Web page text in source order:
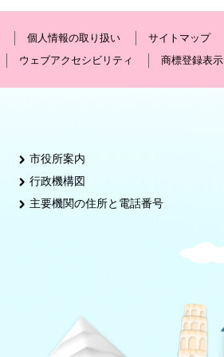
個人情報の取り扱い サイトマップ
ウェブアクセシビリティ 商標登録表示
市役所案内
行政機構図
主要機関の住所と電話番号